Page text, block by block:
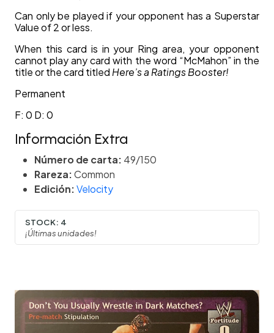
Can only be played if your opponent has a Superstar
Value of 2 or less.
When this card is in your Ring area, your opponent
cannot play any card with the word “McMahon” in the
title or the card titled Here’s a Ratings Booster!
Permanent
F: 0 D: 0
Información Extra
Número de carta: 49/150
Rareza:Common
Edición:Velocity
STOCK: 4
¡Últimas unidades!